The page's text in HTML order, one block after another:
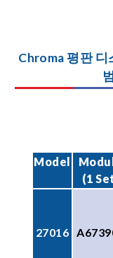
Chroma 평판 디
Model
(1
27016